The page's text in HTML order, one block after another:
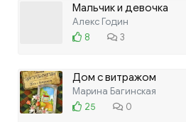
Мальчик и девочка
Алекс Годин
8
3
Дом с витражом
Марина Багинская
25
0